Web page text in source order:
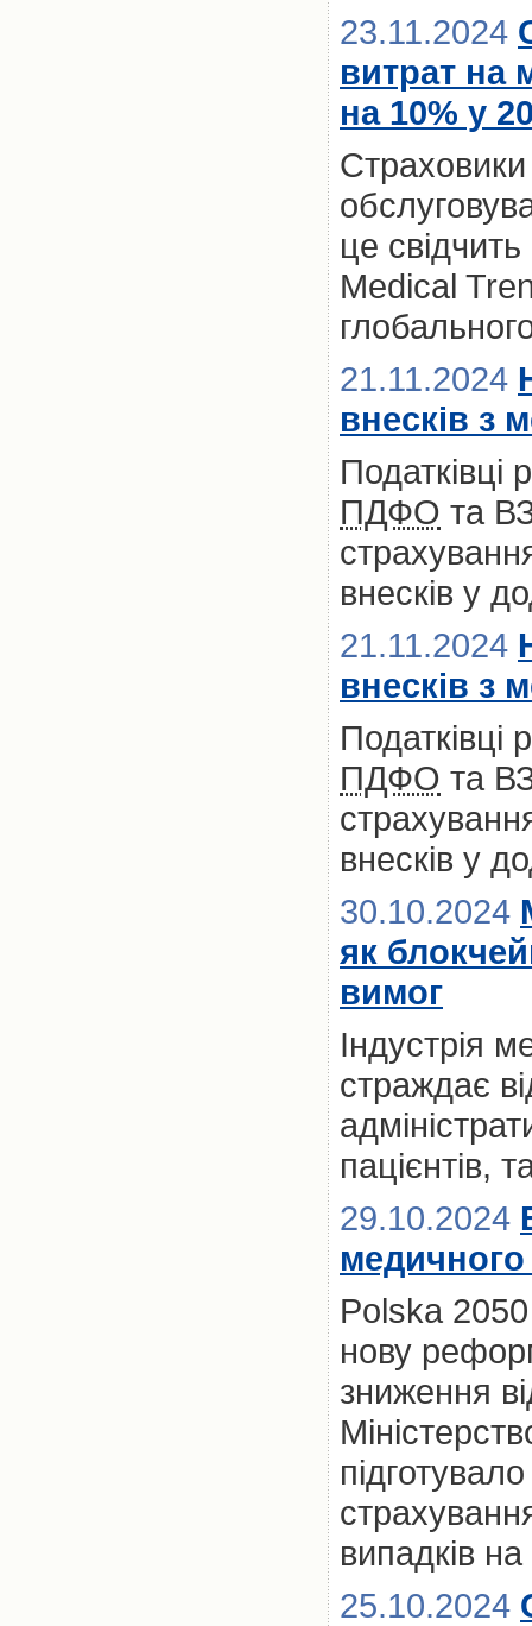
23.11.2024
витрат на
на 10% у
це
Medical
21.11.2024
внесків з
Податківці
ПДФО та
внесків у
21.11.2024
внесків з
Податківці
ПДФО та
внесків у
30.10.2024
як
вимог
Індустрія
страждає
пацієнтів,
29.10.2024
медичного
Polska 2050
нову
зниження
випадків
25.10.2024